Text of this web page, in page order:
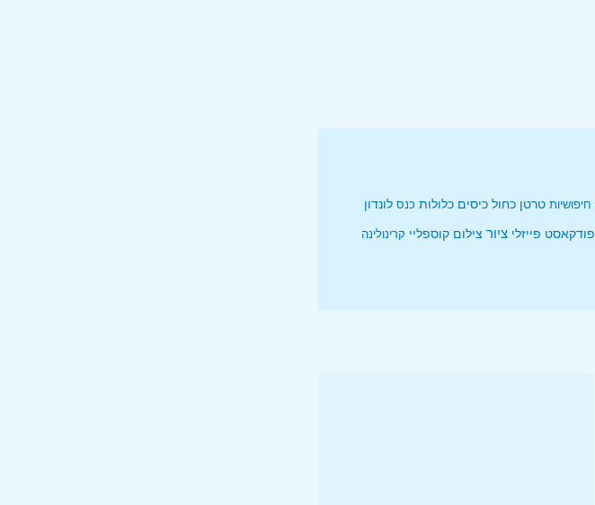
חיפושיות טרטן כחול כיסים כלולות כנס לונדון
פודקאסט פייזלי ציור צילום קוספליי קרינולינה